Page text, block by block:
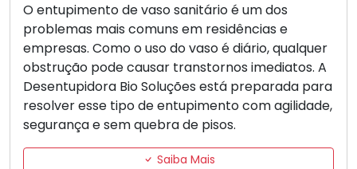
O entupimento de vaso sanitário é um dos
problemas mais comuns em residências e
empresas. Como o uso do vaso é diário, qualquer
obstrução pode causar transtornos imediatos. A
Desentupidora Bio Soluções está preparada para
resolver esse tipo de entupimento com agilidade,
segurança e sem quebra de pisos.
Saiba Mais